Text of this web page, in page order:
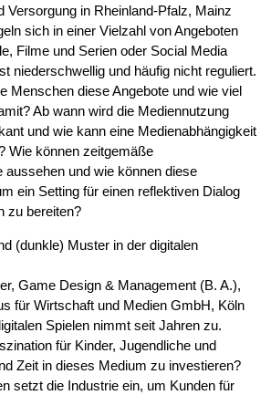
Versorgung in Rheinland-Pfalz, Mainz
sich in einer Vielzahl von Angeboten
Filme und Serien oder Social Media
niederschwellig und häufig nicht reguliert.
Menschen diese Angebote und wie viel
Ab wann wird die Mediennutzung
und wie kann eine Medienabhängigkeit
Wie können zeitgemäße
aussehen und wie können diese
ein Setting für einen reflektiven Dialog
zu bereiten?
(dunkle) Muster in der digitalen
Game Design & Management (B. A.),
für Wirtschaft und Medien GmbH, Köln
Spielen nimmt seit Jahren zu.
für Kinder, Jugendliche und
Zeit in dieses Medium zu investieren?
setzt die Industrie ein, um Kunden für